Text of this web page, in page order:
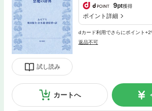
試し読み
9pt獲得
ポイント詳細
dカード利用でさらにポイント
返品不可
カートへ